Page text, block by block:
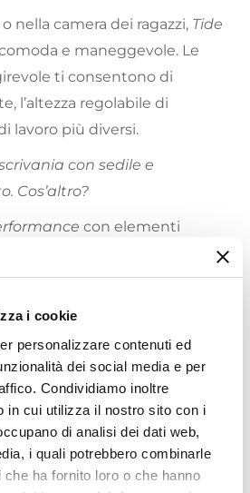
i cookie
personalizzare contenuti ed
dei social media e per
Condividiamo inoltre
in cui utilizza il nostro sito con i
di analisi dei dati web,
i quali potrebbero combinarle
ha fornito loro o che hanno
nella camera dei ragazzi, Tide
e maneggevole. Le
ti consentono di
l’altezza regolabile di
lavoro più diversi.
con sedile e
Cos’altro?
con elementi
anche